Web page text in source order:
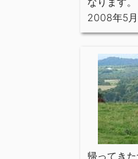
2008年5
帰ってき